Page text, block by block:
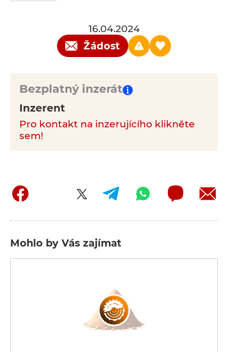
16.04.2024
Žádost
Bezplatný inzerát
Inzerent
Pro kontakt na inzerujícího klikněte
sem!
Mohlo by Vás zajímat